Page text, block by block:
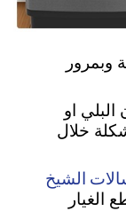
البلي او
خلال
الشيخ
الغيار